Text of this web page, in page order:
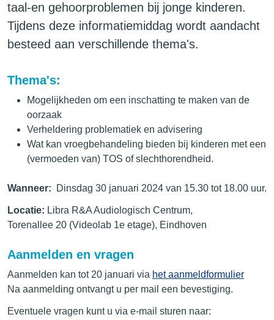
taal-en gehoorproblemen bij jonge kinderen.
Tijdens deze informatiemiddag wordt aandacht
besteed aan verschillende thema's.
Thema's:
Mogelijkheden om een inschatting te maken van de
oorzaak
Verheldering problematiek en advisering
Wat kan vroegbehandeling bieden bij kinderen met een
(vermoeden van) TOS of slechthorendheid.
Wanneer: Dinsdag 30 januari 2024 van 15.30 tot 18.00 uur.
Locatie: Libra R&A Audiologisch Centrum,
Torenallee 20 (Videolab 1e etage), Eindhoven
Aanmelden en vragen
Aanmelden kan tot 20 januari via het aanmeldformulier
Na aanmelding ontvangt u per mail een bevestiging.
Eventuele vragen kunt u via e-mail sturen naar: